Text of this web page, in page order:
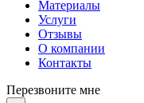
Материалы
Услуги
Отзывы
О компании
Контакты
Перезвоните мне